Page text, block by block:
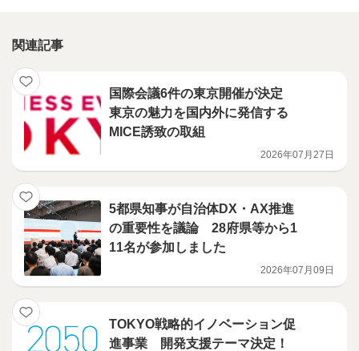
関連記事
国際会議6件の東京開催が決定
東京の魅力を国内外に発信する
MICE誘致の取組
2026年07月27日
5都県知事が自治体DX・AX推進
の重要性を議論 28府県等から1
11名が参加しました
2026年07月09日
TOKYO戦略的イノベーション促
進事業 開発支援テーマ決定！